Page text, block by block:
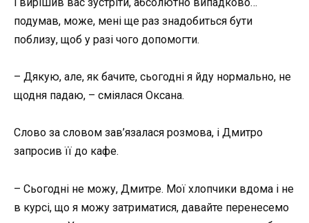
подумав, може, мені ще раз знадобиться бути
поблизу, щоб у разі чого допомогти.
– Дякую, але, як бачите, сьогодні я йду нормально, не
щодня падаю, – сміялася Оксана.
Слово за словом зав’язалася розмова, і Дмитро
запросив її до кафе.
– Сьогодні не можу, Дмитре. Мої хлопчики вдома і не
в курсі, що я можу затриматися, давайте перенесемо